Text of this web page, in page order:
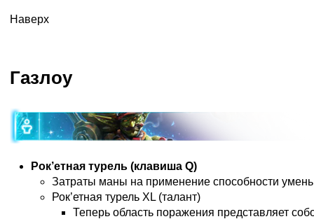
Наверх
Газлоу
Рок’етная турель (клавиша Q)
Затраты маны на применение способности
Рок’етная турель XL (талант)
Теперь область поражения представляет